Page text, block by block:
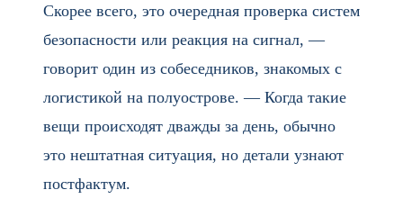
Скорее всего, это очередная проверка систем
безопасности или реакция на сигнал, —
говорит один из собеседников, знакомых с
логистикой на полуострове. — Когда такие
вещи происходят дважды за день, обычно
это нештатная ситуация, но детали узнают
постфактум.